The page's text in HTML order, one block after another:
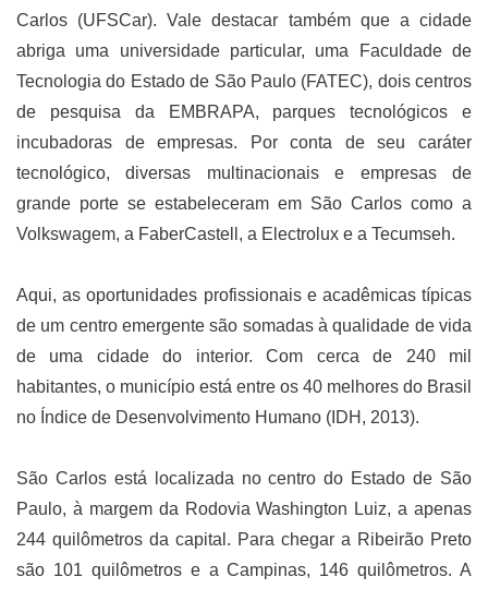
Carlos (UFSCar). Vale destacar também que a cidade
abriga uma universidade particular, uma Faculdade de
Tecnologia do Estado de São Paulo (FATEC), dois centros
de pesquisa da EMBRAPA, parques tecnológicos e
incubadoras de empresas. Por conta de seu caráter
tecnológico, diversas multinacionais e empresas de
grande porte se estabeleceram em São Carlos como a
Volkswagem, a FaberCastell, a Electrolux e a Tecumseh.
Aqui, as oportunidades profissionais e acadêmicas típicas
de um centro emergente são somadas à qualidade de vida
de uma cidade do interior. Com cerca de 240 mil
habitantes, o município está entre os 40 melhores do Brasil
no Índice de Desenvolvimento Humano (IDH, 2013).
São Carlos está localizada no centro do Estado de São
Paulo, à margem da Rodovia Washington Luiz, a apenas
244 quilômetros da capital. Para chegar a Ribeirão Preto
são 101 quilômetros e a Campinas, 146 quilômetros. A